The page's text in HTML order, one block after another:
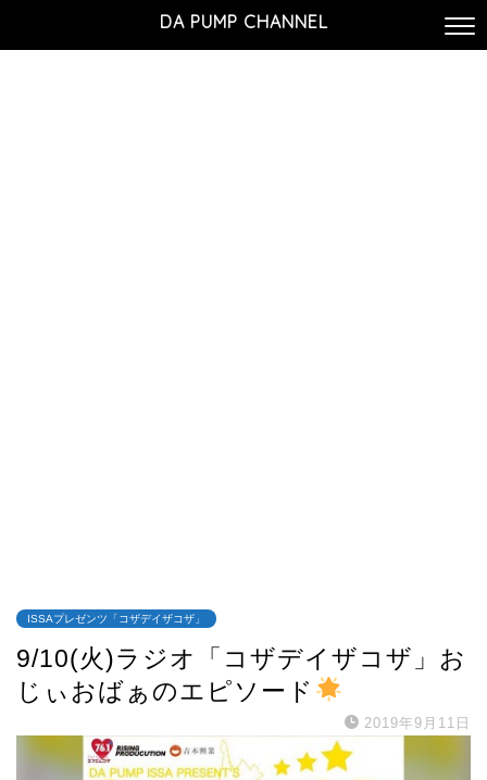
DA PUMP CHANNEL
ISSAプレゼンツ「コザデイザコザ」
9/10(火)ラジオ「コザデイザコザ」お
じぃおばぁのエピソード
2019年9月11日